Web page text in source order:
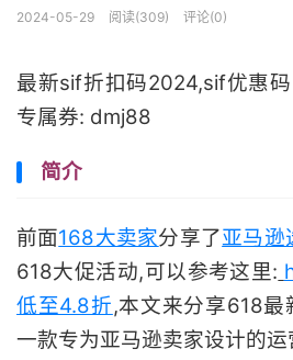
2024-05-29 阅读(309) 评论(0)
最新sif折扣码2024,sif优惠
专属券: dmj88
简介
前面168大卖家分享了亚马逊
618大促活动,可以参考这里:
低至4.8折,本文来分享618最
一款专为亚马逊卖家设计的